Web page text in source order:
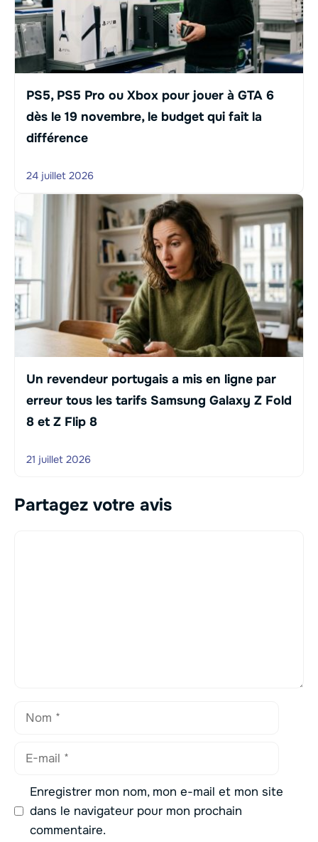
PS5, PS5 Pro ou Xbox pour jouer à GTA 6
dès le 19 novembre, le budget qui fait la
différence
24 juillet 2026
Un revendeur portugais a mis en ligne par
erreur tous les tarifs Samsung Galaxy Z Fold
8 et Z Flip 8
21 juillet 2026
Partagez votre avis
Nom
Enregistrer mon nom, mon e-mail et mon site
dans le navigateur pour mon prochain
commentaire.